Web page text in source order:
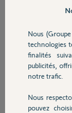
Sécurité
Domotique
Chauffage
mes véhicules ou
Merci,
Patruck L.
il y a environ 2
Nous
technologies
finalités
publicités,
notre trafic.
Nous
pouvez